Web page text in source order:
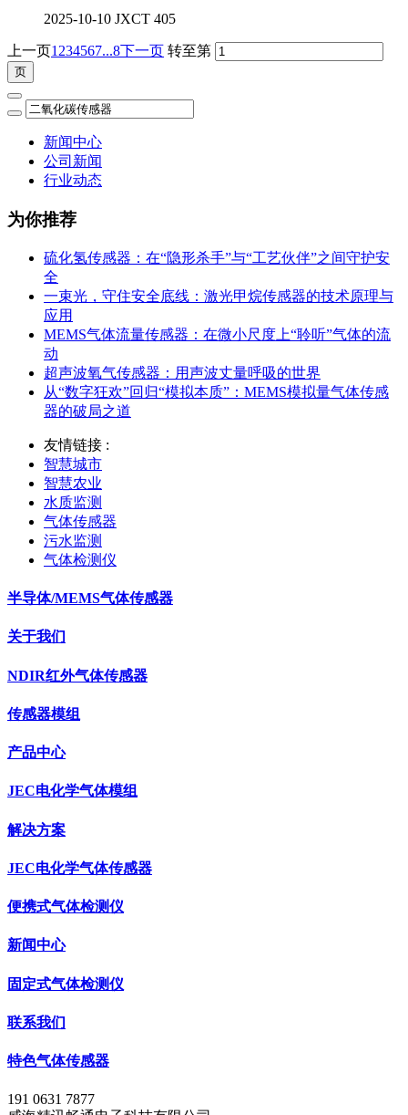
2025-10-10 JXCT 405
上一页1 234567...8下一页 转至第
新闻中心
公司新闻
行业动态
为你推荐
硫化氢传感器：在“隐形杀手”与“工艺伙伴”之间守护安
全
一束光，守住安全底线：激光甲烷传感器的技术原理与
应用
MEMS气体流量传感器：在微小尺度上“聆听”气体的流
动
超声波氧气传感器：用声波丈量呼吸的世界
从“数字狂欢”回归“模拟本质”：MEMS模拟量气体传感
器的破局之道
友情链接 :
智慧城市
智慧农业
水质监测
气体传感器
污水监测
气体检测仪
半导体/MEMS气体传感器
关于我们
NDIR红外气体传感器
传感器模组
产品中心
JEC电化学气体模组
解决方案
JEC电化学气体传感器
便携式气体检测仪
新闻中心
固定式气体检测仪
联系我们
特色气体传感器
191 0631 7877